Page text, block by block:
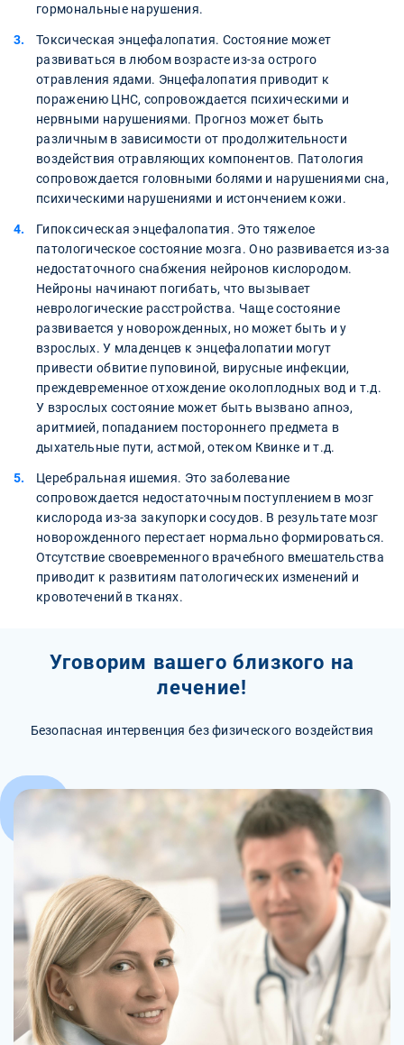
гормональные нарушения.
Токсическая энцефалопатия. Состояние может
развиваться в любом возрасте из-за острого
отравления ядами. Энцефалопатия приводит к
поражению ЦНС, сопровождается психическими и
нервными нарушениями. Прогноз может быть
различным в зависимости от продолжительности
воздействия отравляющих компонентов. Патология
сопровождается головными болями и нарушениями сна,
психическими нарушениями и истончением кожи.
Гипоксическая энцефалопатия. Это тяжелое
патологическое состояние мозга. Оно развивается из-за
недостаточного снабжения нейронов кислородом.
Нейроны начинают погибать, что вызывает
неврологические расстройства. Чаще состояние
развивается у новорожденных, но может быть и у
взрослых. У младенцев к энцефалопатии могут
привести обвитие пуповиной, вирусные инфекции,
преждевременное отхождение околоплодных вод и т.д.
У взрослых состояние может быть вызвано апноэ,
аритмией, попаданием постороннего предмета в
дыхательные пути, астмой, отеком Квинке и т.д.
Церебральная ишемия. Это заболевание
сопровождается недостаточным поступлением в мозг
кислорода из-за закупорки сосудов. В результате мозг
новорожденного перестает нормально формироваться.
Отсутствие своевременного врачебного вмешательства
приводит к развитиям патологических изменений и
кровотечений в тканях.
Уговорим вашего близкого на
лечение!
Безопасная интервенция без физического воздействия